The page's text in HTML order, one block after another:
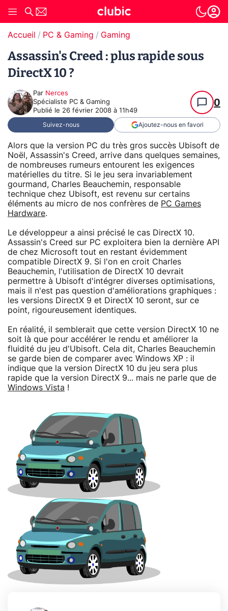
Accueil PC & Gaming Gaming
Assassin's Creed : plus rapide sous
DirectX 10 ?
Par Nerces
Spécialiste PC & Gaming
Publié le 26 février 2008 à 11h49
0
Suivez-nous Ajoutez-nous en favori
Alors que la version PC du très gros succès Ubisoft de
Noël, Assassin's Creed, arrive dans quelques semaines,
de nombreuses rumeurs entourent les exigences
matérielles du titre. Si le jeu sera invariablement
gourmand, Charles Beauchemin, responsable
technique chez Ubisoft, est revenu sur certains
éléments au micro de nos confrères de PC Games
Hardware.
Le développeur a ainsi précisé le cas DirectX 10.
Assassin's Creed sur PC exploitera bien la dernière API
de chez Microsoft tout en restant évidemment
compatible DirectX 9. Si l'on en croit Charles
Beauchemin, l'utilisation de DirectX 10 devrait
permettre à Ubisoft d'intégrer diverses optimisations,
mais il n'est pas question d'améliorations graphiques :
les versions DirectX 9 et DirectX 10 seront, sur ce
point, rigoureusement identiques.
En réalité, il semblerait que cette version DirectX 10 ne
soit là que pour accélérer le rendu et améliorer la
fluidité du jeu d'Ubisoft. Cela dit, Charles Beauchemin
se garde bien de comparer avec Windows XP : il
indique que la version DirectX 10 du jeu sera plus
rapide que la version DirectX 9... mais ne parle que de
Windows Vista !